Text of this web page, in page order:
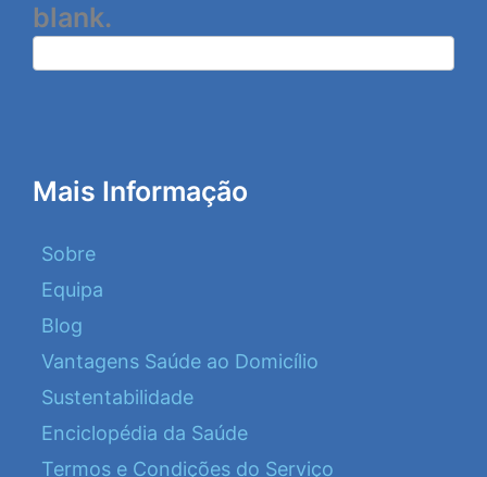
blank.
Mais Informação
Sobre
Equipa
Blog
Vantagens Saúde ao Domicílio
Sustentabilidade
Enciclopédia da Saúde
Termos e Condições do Serviço